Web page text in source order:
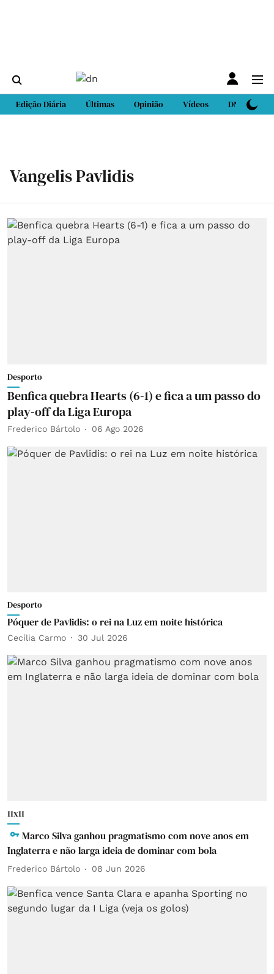
Edição Diária Últimas Opinião Vídeos DN Sport
Vangelis Pavlidis
Desporto
Benfica quebra Hearts (6-1) e fica a um passo do
play-off da Liga Europa
Frederico Bártolo 06 Ago 2026
Desporto
Póquer de Pavlidis: o rei na Luz em noite histórica
Cecília Carmo 30 Jul 2026
11x11
Marco Silva ganhou pragmatismo com nove anos em
Inglaterra e não larga ideia de dominar com bola
Frederico Bártolo 08 Jun 2026